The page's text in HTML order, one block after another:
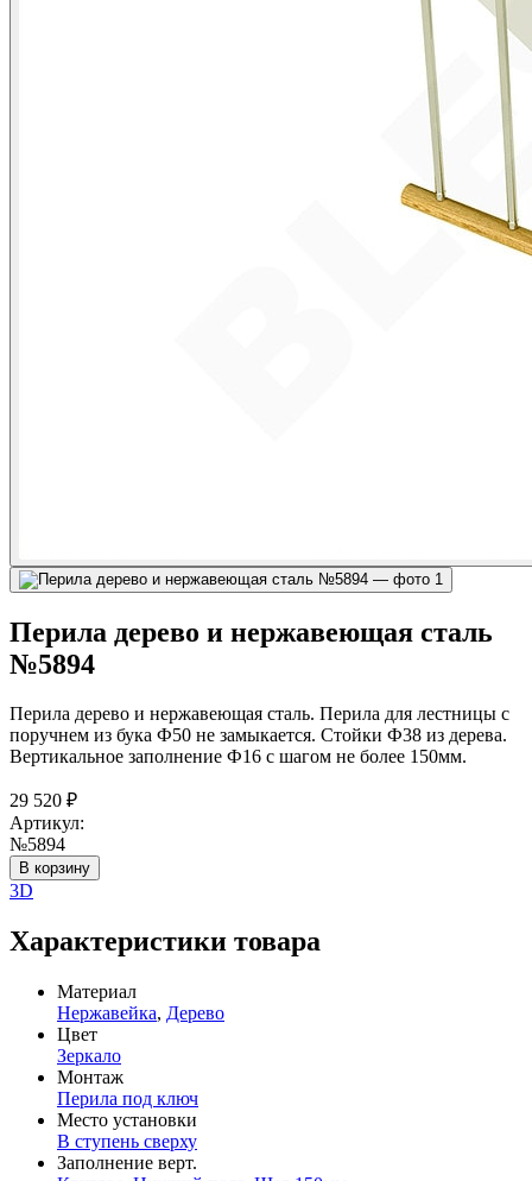
Перила дерево и нержавеющая сталь
№5894
Перила дерево и нержавеющая сталь. Перила для лестницы с
поручнем из бука Ф50 не замыкается. Стойки Ф38 из дерева.
Вертикальное заполнение Ф16 с шагом не более 150мм.
29 520 ₽
Артикул:
№5894
В корзину
3D
Характеристики товара
Материал
Нержавейка, Дерево
Цвет
Зеркало
Монтаж
Перила под ключ
Место установки
В ступень сверху
Заполнение верт.